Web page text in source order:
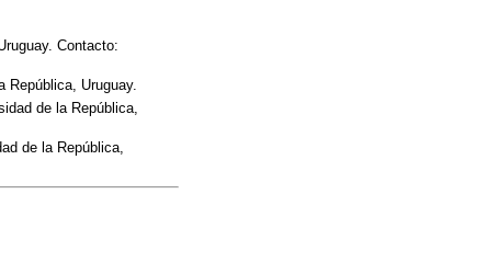
Contacto:
Uruguay.
de la República,
de la República,